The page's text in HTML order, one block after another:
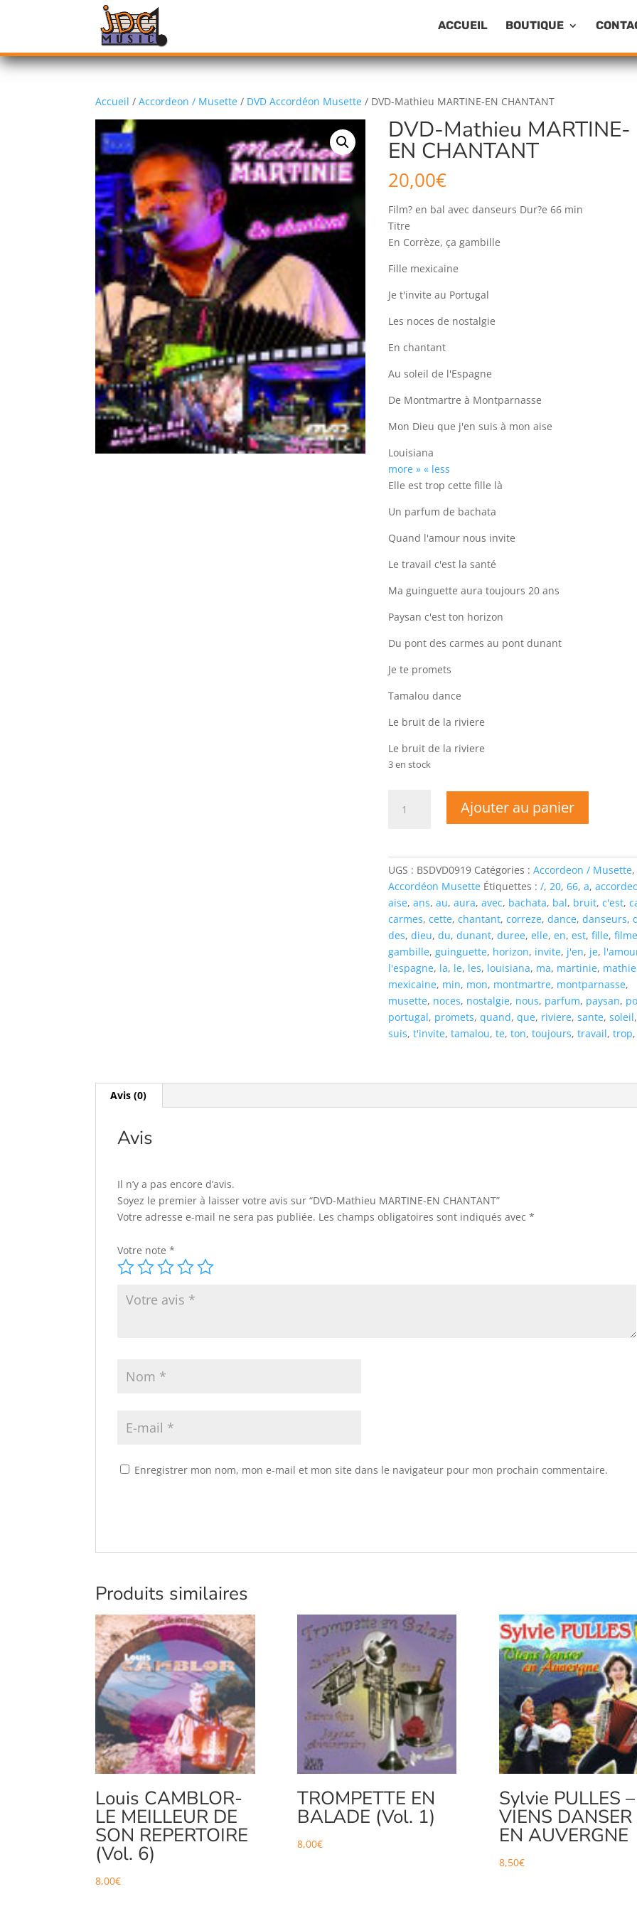
ACCUEIL BOUTIQUE
Accueil /Accordeon / Musette / DVD Accordéon Musette / DVD-Mathieu MARTINE-EN CHANTANT
DVD-Mathieu MARTINE-
EN CHANTANT
20,00€
Film? en bal avec danseurs Dur?e 66 min
Titre
En Corrèze, ça gambille
Fille mexicaine
Je t'invite au Portugal
Les noces de nostalgie
En chantant
Au soleil de l'Espagne
De Montmartre à Montparnasse
Mon Dieu que j'en suis à mon aise
Louisiana
more » « less
Elle est trop cette fille là
Un parfum de bachata
Quand l'amour nous invite
Le travail c'est la santé
Ma guinguette aura toujours 20 ans
Paysan c'est ton horizon
Du pont des carmes au pont dunant
Je te promets
Tamalou dance
Le bruit de la riviere
Le bruit de la riviere
3 en stock
CHANTANT
Ajouter au panier
UGS : BSDVD0919 Catégories :Accordeon / Musette,
Accordéon Musette Étiquettes :/,20,66,a,
aise,ans,au,aura,avec, bachata, bal, bruit,c'est,
carmes,cette,chantant,correze,dance,danseurs,
des,dieu,du,dunant,duree,elle,en,est,fille,filme
gambille,guinguette, horizon, invite, j'en, je,
l'espagne, la, le, les, louisiana, ma, martinie,
mexicaine, min, mon, montmartre, montparnasse,
musette, noces, nostalgie, nous, parfum, paysan,
portugal, promets,quand,que, riviere,sante,soleil,
suis,t'invite,tamalou,te,ton,toujours,travail,trop,
Avis (0)
Avis
Il n’y a pas encore d’avis.
Soyez le premier à laisser votre avis sur “DVD-Mathieu MARTINE-EN CHANTANT”
Votre adresse e-mail ne sera pas publiée. Les champs obligatoires sont indiqués avec*
Votre note*
Enregistrer mon nom, mon e-mail et mon site dans le navigateur pour mon prochain commentaire.
Produits similaires
Louis CAMBLOR-
LE MEILLEUR DE
SON REPERTOIRE
(Vol. 6)
8,00€
TROMPETTE EN
BALADE (Vol. 1)
8,00€
Sylvie PULLES –
VIENS DANSER
EN AUVERGNE
8,50€